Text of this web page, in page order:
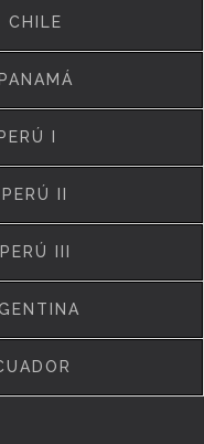
CHILE
I
II
III